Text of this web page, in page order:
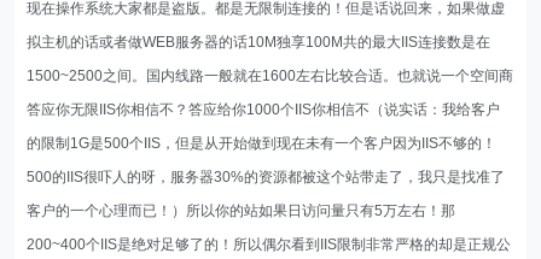
现在操作系统大家都是盗版。都是无限制连接的！但是话说回来，如果做虚
拟主机的话或者做WEB服务器的话10M独享100M共的最大IIS连接数是在
1500~2500之间。国内线路一般就在1600左右比较合适。也就说一个空间商
答应你无限IIS你相信不？答应给你1000个IIS你相信不（说实话：我给客户
的限制1G是500个IIS，但是从开始做到现在未有一个客户因为IIS不够的！
500的IIS很吓人的呀，服务器30%的资源都被这个站带走了，我只是找准了
客户的一个心理而已！）所以你的站如果日访问量只有5万左右！那
200~400个IIS是绝对足够了的！所以偶尔看到IIS限制非常严格的却是正规公